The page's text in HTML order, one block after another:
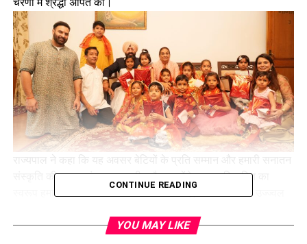
संस्कृति की महान परंपरा का प्रतीक है। उन्होंने कहा आदि शक्ति का
स्वरूप हमारी बेटियां न केवल समाज की शक्ति हैं, बल्कि भारत के उज्ज्वल
CONTINUE READING
YOU MAY LIKE